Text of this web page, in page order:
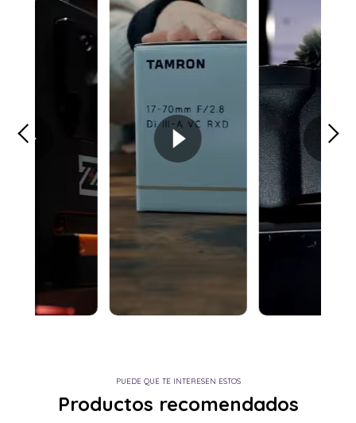
PUEDE QUE TE INTERESEN ESTOS
Productos recomendados